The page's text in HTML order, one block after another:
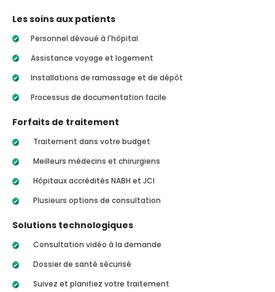
Les soins aux patients
Personnel dévoué à l'hôpital
Assistance voyage et logement
Installations de ramassage et de dépôt
Processus de documentation facile
Forfaits de traitement
Traitement dans votre budget
Meilleurs médecins et chirurgiens
Hôpitaux accrédités NABH et JCI
Plusieurs options de consultation
Solutions technologiques
Consultation vidéo à la demande
Dossier de santé sécurisé
Suivez et planifiez votre traitement